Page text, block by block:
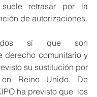
retrasar por la
sí que son
derecho comunitario y
su sustitución por
Reino Unido. De
ha previsto que  los